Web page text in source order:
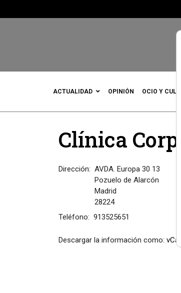
ACTUALIDAD OPINIÓN OCIO Y
Clínica
Dirección: AVDA. Europa 30 13
Pozuelo de Alarcón
Madrid
28224
Teléfono: 913525651
Descargar la información como: vCard